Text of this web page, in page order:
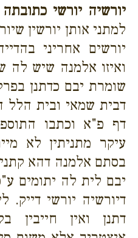
יורשיה יורשי
למתני אותן יורשין
יורשים אחריני
ואיזו אלמנה שיש לה
שומרת יבם כדתנן
דבית שמאי ובית
דף פ"א וכתבו
עיקר מתניתין לא
בסתם אלמנה דהא
יבם לית לה יתומים
דיורשיה יורשי דייק.
דתנן ואין חייבין